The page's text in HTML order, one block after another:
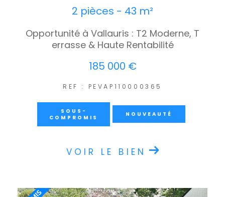
2 pièces - 43 m²
Opportunité à Vallauris : T2 Moderne, T
errasse & Haute Rentabilité
185 000 €
REF : PEVAP110000365
SOUS-
COMPROMIS
NOUVEAUTÉ
VOIR LE BIEN